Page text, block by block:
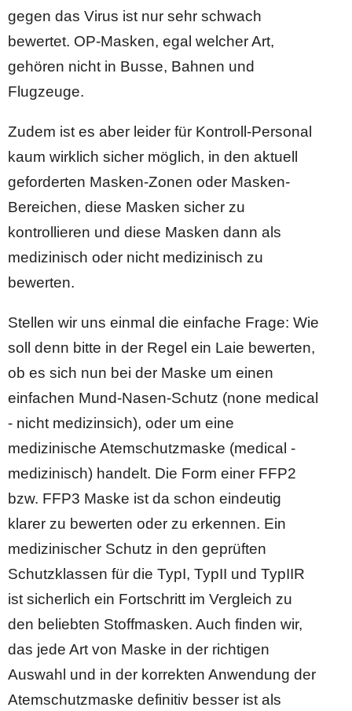
gegen das Virus ist nur sehr schwach
bewertet. OP-Masken, egal welcher Art,
gehören nicht in Busse, Bahnen und
Flugzeuge.
Zudem ist es aber leider für Kontroll-Personal
kaum wirklich sicher möglich, in den aktuell
geforderten Masken-Zonen oder Masken-
Bereichen, diese Masken sicher zu
kontrollieren und diese Masken dann als
medizinisch oder nicht medizinisch zu
bewerten.
Stellen wir uns einmal die einfache Frage: Wie
soll denn bitte in der Regel ein Laie bewerten,
ob es sich nun bei der Maske um einen
einfachen Mund-Nasen-Schutz (none medical
- nicht medizinsich), oder um eine
medizinische Atemschutzmaske (medical -
medizinisch) handelt. Die Form einer FFP2
bzw. FFP3 Maske ist da schon eindeutig
klarer zu bewerten oder zu erkennen. Ein
medizinischer Schutz in den geprüften
Schutzklassen für die TypI, TypII und TypIIR
ist sicherlich ein Fortschritt im Vergleich zu
den beliebten Stoffmasken. Auch finden wir,
das jede Art von Maske in der richtigen
Auswahl und in der korrekten Anwendung der
Atemschutzmaske definitiv besser ist als